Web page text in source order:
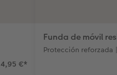
€*
Funda de móvil
Protección reforzada